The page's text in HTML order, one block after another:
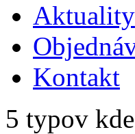
Aktuality
Kontakt
5 typov kde